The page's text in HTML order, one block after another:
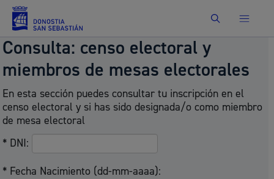
Buscar
Consulta: censo electoral y
miembros de mesas electorales
En esta sección puedes consultar tu inscripción en el
censo electoral y si has sido designada/o como miembro
de mesa electoral
* DNI:
* Fecha Nacimiento (dd-mm-aaaa):